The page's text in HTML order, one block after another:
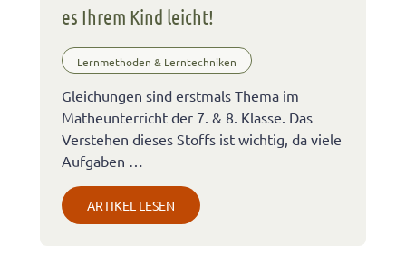
es Ihrem Kind leicht!
Lernmethoden & Lerntechniken
Gleichungen sind erstmals Thema im
Matheunterricht der 7. & 8. Klasse. Das
Verstehen dieses Stoffs ist wichtig, da viele
Aufgaben …
ARTIKEL LESEN